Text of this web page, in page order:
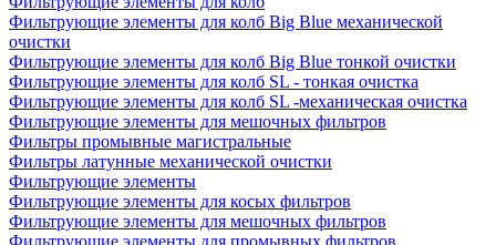
Фильтрующие элементы для колб Big Blue механической
очистки
Фильтрующие элементы для колб Big Blue тонкой очистки
Фильтрующие элементы для колб SL - тонкая очистка
Фильтрующие элементы для колб SL -механическая очистка
Фильтрующие элементы для мешочных фильтров
Фильтры промывные магистральные
Фильтры латунные механической очистки
Фильтрующие элементы
Фильтрующие элементы для косых фильтров
Фильтрующие элементы для мешочных фильтров
Фильтрующие элементы для промывных фильтров